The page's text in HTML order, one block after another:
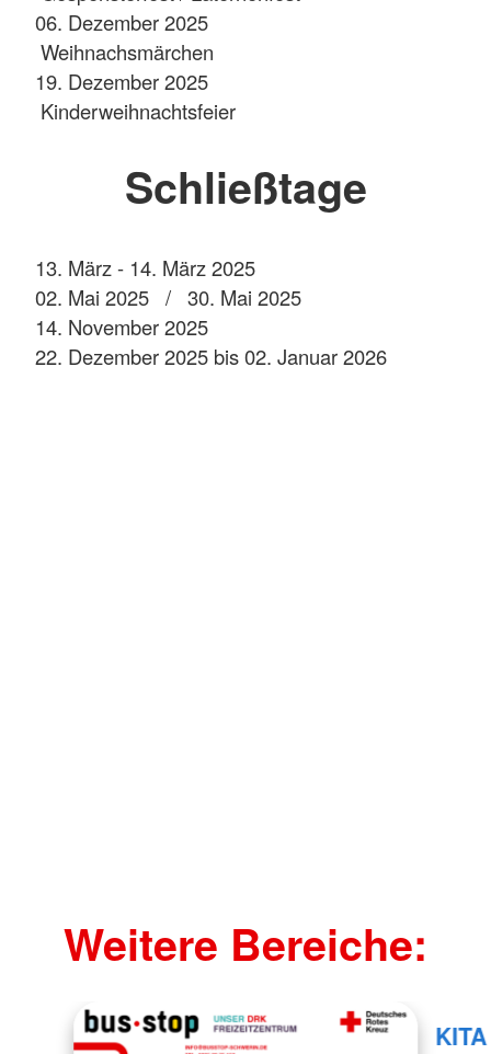
06. Dezember 2025
Weihnachsmärchen
19. Dezember 2025
Kinderweihnachtsfeier
Schließtage
13. März - 14. März 2025
02. Mai 2025 / 30. Mai 2025
14. November 2025
22. Dezember 2025 bis 02. Januar 2026
Weitere Bereiche: